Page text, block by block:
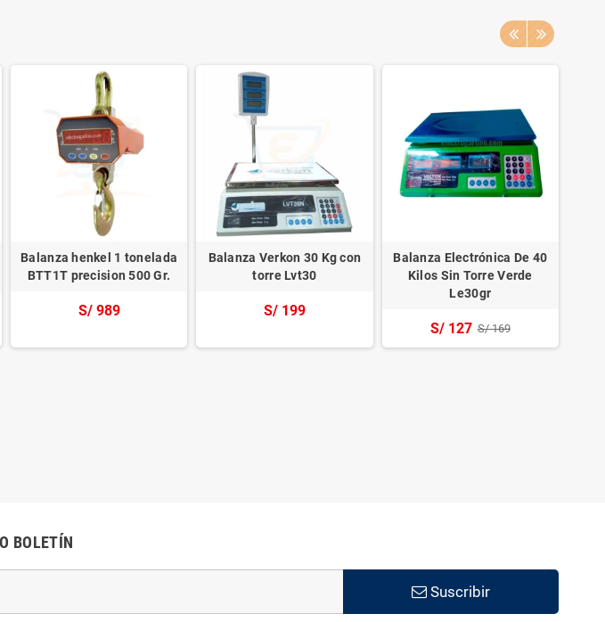
Balanza henkel 1 tonelada
BTT1T precision 500 Gr.
S/ 989
Balanza Verkon 30 Kg con
torre Lvt30
S/ 199
Balanza Electrónica De 40
Kilos Sin Torre Verde
Le30gr
S/ 127 S/ 169
BOLETÍN
Suscribir